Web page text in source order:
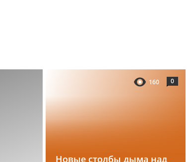
Новые столбы дыма над
160 0